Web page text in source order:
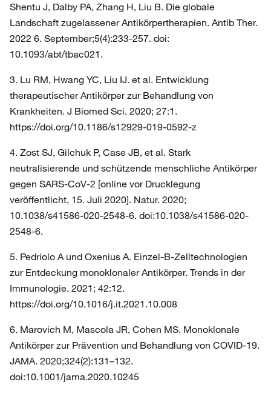
Shentu J, Dalby PA, Zhang H, Liu B. Die globale
Landschaft zugelassener Antikörpertherapien. Antib Ther.
2022 6. September;5(4):233-257. doi:
10.1093/abt/tbac021.
3. Lu RM, Hwang YC, Liu IJ. et al. Entwicklung
therapeutischer Antikörper zur Behandlung von
Krankheiten. J Biomed Sci. 2020; 27:1.
https://doi.org/10.1186/s12929-019-0592-z
4. Zost SJ, Gilchuk P, Case JB, et al. Stark
neutralisierende und schützende menschliche Antikörper
gegen SARS-CoV-2 [online vor Drucklegung
veröffentlicht, 15. Juli 2020]. Natur. 2020;
10.1038/s41586-020-2548-6. doi:10.1038/s41586-020-
2548-6.
5. Pedriolo A und Oxenius A. Einzel-B-Zelltechnologien
zur Entdeckung monoklonaler Antikörper. Trends in der
Immunologie. 2021; 42:12.
https://doi.org/10.1016/j.it.2021.10.008
6. Marovich M, Mascola JR, Cohen MS. Monoklonale
Antikörper zur Prävention und Behandlung von COVID-19.
JAMA. 2020;324(2):131–132.
doi:10.1001/jama.2020.10245